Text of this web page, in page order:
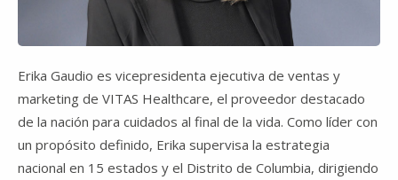
Erika Gaudio es vicepresidenta ejecutiva de ventas y
marketing de VITAS Healthcare, el proveedor destacado
de la nación para cuidados al final de la vida. Como líder con
un propósito definido, Erika supervisa la estrategia
nacional en 15 estados y el Distrito de Columbia, dirigiendo